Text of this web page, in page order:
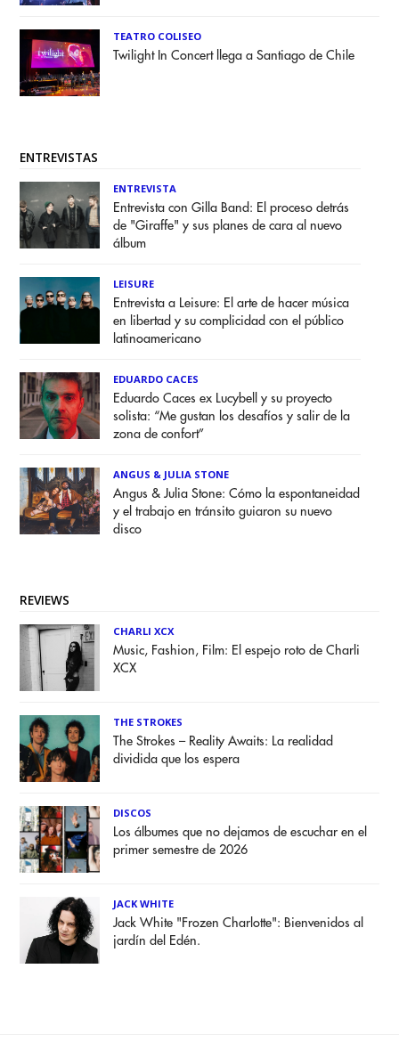
TEATRO COLISEO
Twilight In Concert llega a Santiago de Chile
ENTREVISTAS
ENTREVISTA
Entrevista con Gilla Band: El proceso detrás
de "Giraffe" y sus planes de cara al nuevo
álbum
LEISURE
Entrevista a Leisure: El arte de hacer música
en libertad y su complicidad con el público
latinoamericano
EDUARDO CACES
Eduardo Caces ex Lucybell y su proyecto
solista: “Me gustan los desafíos y salir de la
zona de confort”
ANGUS & JULIA STONE
Angus & Julia Stone: Cómo la espontaneidad
y el trabajo en tránsito guiaron su nuevo
disco
REVIEWS
CHARLI XCX
Music, Fashion, Film: El espejo roto de Charli
XCX
THE STROKES
The Strokes – Reality Awaits: La realidad
dividida que los espera
DISCOS
Los álbumes que no dejamos de escuchar en el
primer semestre de 2026
JACK WHITE
Jack White "Frozen Charlotte": Bienvenidos al
jardín del Edén.